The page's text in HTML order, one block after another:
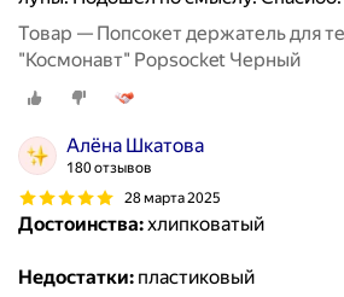
Товар — Попсокет держатель для
"Космонавт" Popsocket Черный
Алёна Шкатова
180 отзывов
28 марта 2025
Достоинства:хлипковатый
Недостатки: пластиковый